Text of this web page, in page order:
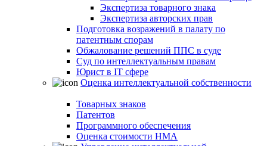
Экспертиза товарного знака
Экспертиза авторских прав
Подготовка возражений в палату по
патентным спорам
Обжалование решений ППС в суде
Суд по интеллектуальным правам
Юрист в IT сфере
Оценка интеллектуальной собственности
Товарных знаков
Патентов
Программного обеспечения
Оценка стоимости НМА